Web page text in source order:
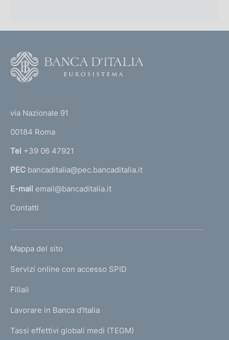
n
t
o
r
n
a
l
'
m
e
a
g
via Nazionale 91
00184 Roma
Tel +39 06 47921
PEC bancaditalia@pec.bancaditalia.it
E-mail email@bancaditalia.it
Contatti
L
N
K
T
I
Mappa del sito
Servizi online con accesso SPID
Filiali
Lavorare in Banca d'Italia
Tassi effettivi globali medi (TEGM)